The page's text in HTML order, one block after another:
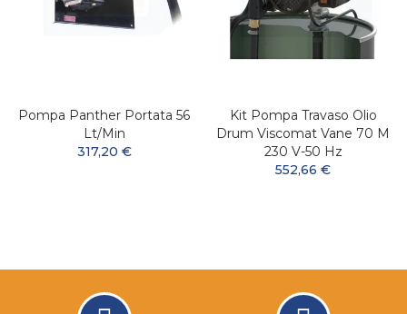
Pompa Panther Portata 56
Lt/min
317,20 €
Kit Pompa Travaso Olio
Drum Viscomat Vane 70 M
230 V-50 Hz
552,66 €